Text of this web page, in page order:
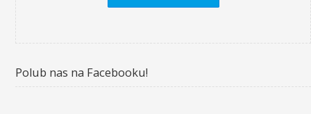
Polub nas na Facebooku!